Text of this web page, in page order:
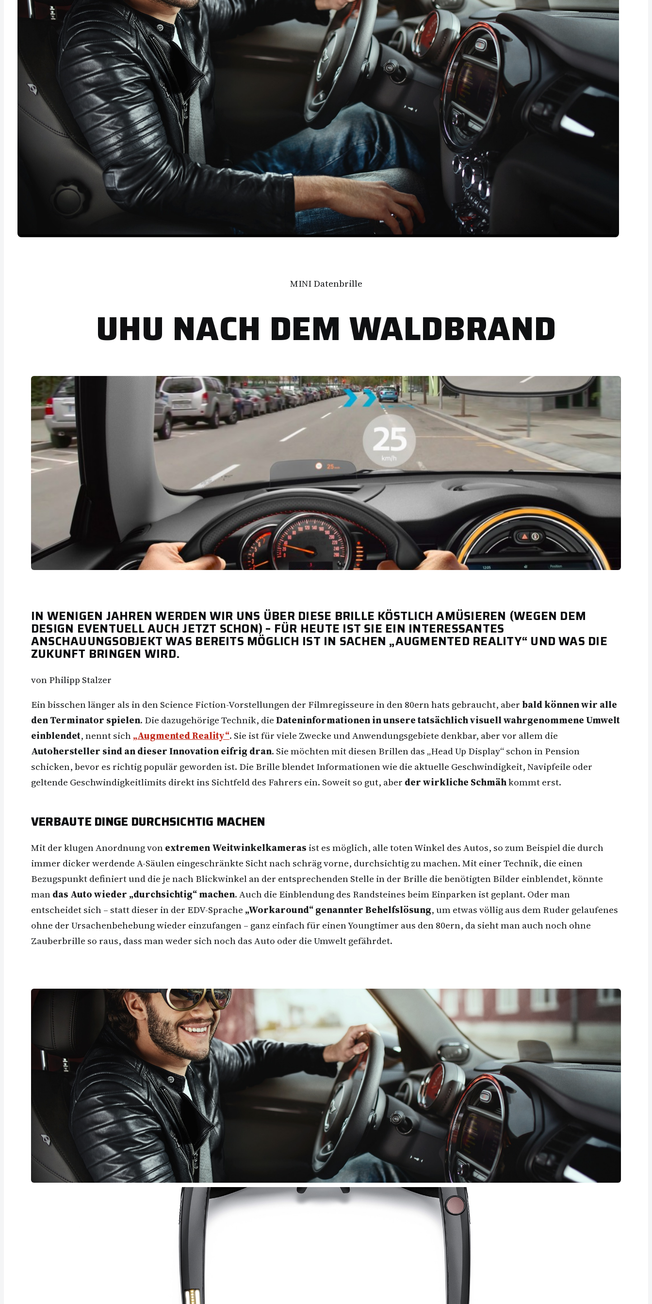
MINI Datenbrille
UHU NACH DEM WALDBRAND
IN WENIGEN JAHREN WERDEN WIR UNS ÜBER DIESE BRILLE KÖSTLICH AMÜSIEREN (WEGEN DEM
DESIGN EVENTUELL AUCH JETZT SCHON) – FÜR HEUTE IST SIE EIN INTERESSANTES
ANSCHAUUNGSOBJEKT WAS BEREITS MÖGLICH IST IN SACHEN „AUGMENTED REALITY“ UND WAS DIE
ZUKUNFT BRINGEN WIRD.
von Philipp Stalzer
Ein bisschen länger als in den Science Fiction-Vorstellungen der Filmregisseure in den 80ern hats gebraucht, aber bald können wir alle
den Terminator spielen. Die dazugehörige Technik, dieDateninformationen in unsere tatsächlich visuell wahrgenommene Umwelt
einblendet, nennt sich„Augmented Reality“. Sie ist für viele Zwecke und Anwendungsgebiete denkbar, aber vor allem die
Autohersteller sind an dieser Innovation eifrig dran. Sie möchten mit diesen Brillen das „Head Up Display“ schon in Pension
schicken, bevor es richtig populär geworden ist. Die Brille blendet Informationen wie die aktuelle Geschwindigkeit, Navipfeile oder
geltende Geschwindigkeitlimits direkt ins Sichtfeld des Fahrers ein. Soweit so gut, aber der wirkliche Schmähkommt erst.
VERBAUTE DINGE DURCHSICHTIG MACHEN
Mit der klugen Anordnung vonextremen Weitwinkelkameras ist es möglich, alle toten Winkel des Autos, so zum Beispiel die durch
immer dicker werdende A-Säulen eingeschränkte Sicht nach schräg vorne, durchsichtig zu machen. Mit einer Technik, die einen
Bezugspunkt definiert und die je nach Blickwinkel an der entsprechenden Stelle in der Brille die benötigten Bilder einblendet, könnte
mandas Auto wieder „durchsichtig“ machen. Auch die Einblendung des Randsteines beim Einparken ist geplant. Oder man
entscheidet sich – statt dieser in der EDV-Sprache „Workaround“ genannter Behelfslösung, um etwas völlig aus dem Ruder gelaufenes
ohne der Ursachenbehebung wieder einzufangen – ganz einfach für einen Youngtimer aus den 80ern, da sieht man auch noch ohne
Zauberbrille so raus, dass man weder sich noch das Auto oder die Umwelt gefährdet.